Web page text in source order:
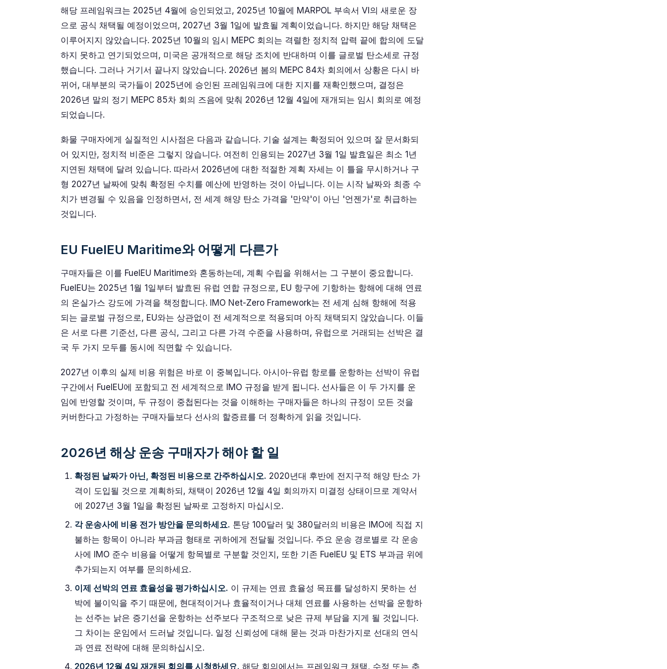
해당 프레임워크는 2025년 4월에 승인되었고, 2025년 10월에 MARPOL 부속서 VI의 새로운 장
으로 공식 채택될 예정이었으며, 2027년 3월 1일에 발효될 계획이었습니다. 하지만 해당 채택은
이루어지지 않았습니다. 2025년 10월의 임시 MEPC 회의는 격렬한 정치적 압력 끝에 합의에 도달
하지 못하고 연기되었으며, 미국은 공개적으로 해당 조치에 반대하며 이를 글로벌 탄소세로 규정
했습니다. 그러나 거기서 끝나지 않았습니다. 2026년 봄의 MEPC 84차 회의에서 상황은 다시 바
뀌어, 대부분의 국가들이 2025년에 승인된 프레임워크에 대한 지지를 재확인했으며, 결정은
2026년 말의 정기 MEPC 85차 회의 즈음에 맞춰 2026년 12월 4일에 재개되는 임시 회의로 예정
되었습니다.
화물 구매자에게 실질적인 시사점은 다음과 같습니다. 기술 설계는 확정되어 있으며 잘 문서화되
어 있지만, 정치적 비준은 그렇지 않습니다. 여전히 인용되는 2027년 3월 1일 발효일은 최소 1년
지연된 채택에 달려 있습니다. 따라서 2026년에 대한 적절한 계획 자세는 이 틀을 무시하거나 구
형 2027년 날짜에 맞춰 확정된 수치를 예산에 반영하는 것이 아닙니다. 이는 시작 날짜와 최종 수
치가 변경될 수 있음을 인정하면서, 전 세계 해양 탄소 가격을 '만약'이 아닌 '언젠가'로 취급하는
것입니다.
EU FuelEU Maritime와 어떻게 다른가
구매자들은 이를 FuelEU Maritime와 혼동하는데, 계획 수립을 위해서는 그 구분이 중요합니다.
FuelEU는 2025년 1월 1일부터 발효된 유럽 연합 규정으로, EU 항구에 기항하는 항해에 대해 연료
의 온실가스 강도에 가격을 책정합니다. IMO Net-Zero Framework는 전 세계 심해 항해에 적용
되는 글로벌 규정으로, EU와는 상관없이 전 세계적으로 적용되며 아직 채택되지 않았습니다. 이들
은 서로 다른 기준선, 다른 공식, 그리고 다른 가격 수준을 사용하며, 유럽으로 거래되는 선박은 결
국 두 가지 모두를 동시에 직면할 수 있습니다.
2027년 이후의 실제 비용 위험은 바로 이 중복입니다. 아시아-유럽 항로를 운항하는 선박이 유럽
구간에서 FuelEU에 포함되고 전 세계적으로 IMO 규정을 받게 됩니다. 선사들은 이 두 가지를 운
임에 반영할 것이며, 두 규정이 중첩된다는 것을 이해하는 구매자들은 하나의 규정이 모든 것을
커버한다고 가정하는 구매자들보다 선사의 할증료를 더 정확하게 읽을 것입니다.
2026년 해상 운송 구매자가 해야 할 일
확정된 날짜가 아닌, 확정된 비용으로 간주하십시오. 2020년대 후반에 전지구적 해양 탄소 가
격이 도입될 것으로 계획하되, 채택이 2026년 12월 4일 회의까지 미결정 상태이므로 계약서
에 2027년 3월 1일을 확정된 날짜로 고정하지 마십시오.
각 운송사에 비용 전가 방안을 문의하세요. 톤당 100달러 및 380달러의 비용은 IMO에 직접 지
불하는 항목이 아니라 부과금 형태로 귀하에게 전달될 것입니다. 주요 운송 경로별로 각 운송
사에 IMO 준수 비용을 어떻게 항목별로 구분할 것인지, 또한 기존 FuelEU 및 ETS 부과금 위에
추가되는지 여부를 문의하세요.
이제 선박의 연료 효율성을 평가하십시오. 이 규제는 연료 효율성 목표를 달성하지 못하는 선
박에 불이익을 주기 때문에, 현대적이거나 효율적이거나 대체 연료를 사용하는 선박을 운항하
는 선주는 낡은 증기선을 운항하는 선주보다 구조적으로 낮은 규제 부담을 지게 될 것입니다.
그 차이는 운임에서 드러날 것입니다. 일정 신뢰성에 대해 묻는 것과 마찬가지로 선대의 연식
과 연료 전략에 대해 문의하십시오.
2026년 12월 4일 재개된 회의를 시청하세요. 해당 회의에서는 프레임워크 채택, 수정 또는 추